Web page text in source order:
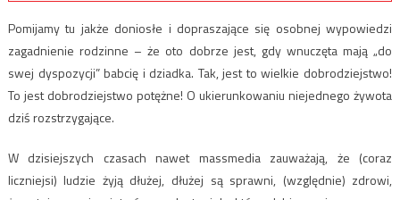
Pomijamy tu jakże doniosłe i dopraszające się osobnej wypowiedzi
zagadnienie rodzinne – że oto dobrze jest, gdy wnuczęta mają „do
swej dyspozycji” babcię i dziadka. Tak, jest to wielkie dobrodziejstwo!
To jest dobrodziejstwo potężne! O ukierunkowaniu niejednego żywota
dziś rozstrzygające.
W dzisiejszych czasach nawet massmedia zauważają, że (coraz
liczniejsi) ludzie żyją dłużej, dłużej są sprawni, (względnie) zdrowi,